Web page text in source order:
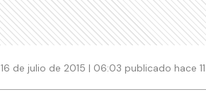
16 de julio de 2015 | 06:03 publicado hace